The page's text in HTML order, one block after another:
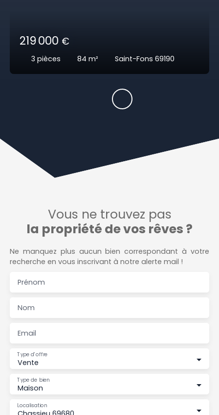
219 000 €
3 pièces 84 m² Saint-Fons 69190
Vous ne trouvez pas
la propriété de vos rêves ?
Ne manquez plus aucun bien correspondant à votre
recherche en vous inscrivant à notre alerte mail !
Prénom
Nom
Email
Vente
Type d'offre
Maison
Type de bien
Localisation